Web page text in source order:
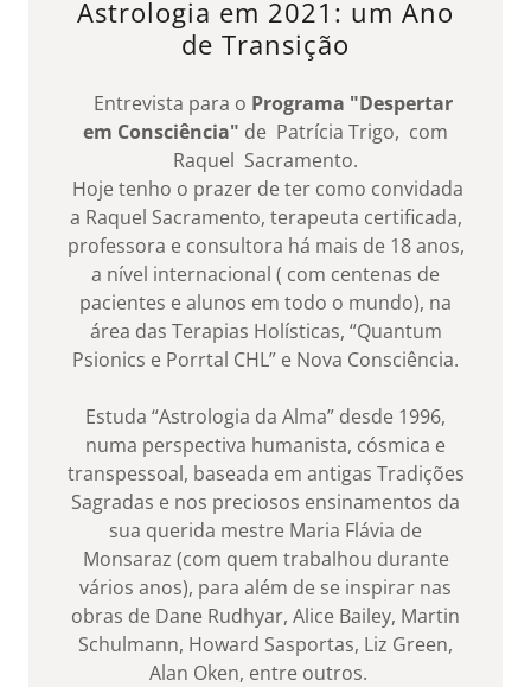
Astrologia em 2021: um Ano
de Transição
Entrevista para o Programa "Despertar
em Consciência" de Patrícia Trigo, com
Raquel Sacramento.
Hoje tenho o prazer de ter como convidada
a Raquel Sacramento, terapeuta certificada,
professora e consultora há mais de 18 anos,
a nível internacional ( com centenas de
pacientes e alunos em todo o mundo), na
área das Terapias Holísticas, “Quantum
Psionics e Porrtal CHL” e Nova Consciência.
Estuda “Astrologia da Alma” desde 1996,
numa perspectiva humanista, cósmica e
transpessoal, baseada em antigas Tradições
Sagradas e nos preciosos ensinamentos da
sua querida mestre Maria Flávia de
Monsaraz (com quem trabalhou durante
vários anos), para além de se inspirar nas
obras de Dane Rudhyar, Alice Bailey, Martin
Schulmann, Howard Sasportas, Liz Green,
Alan Oken, entre outros.